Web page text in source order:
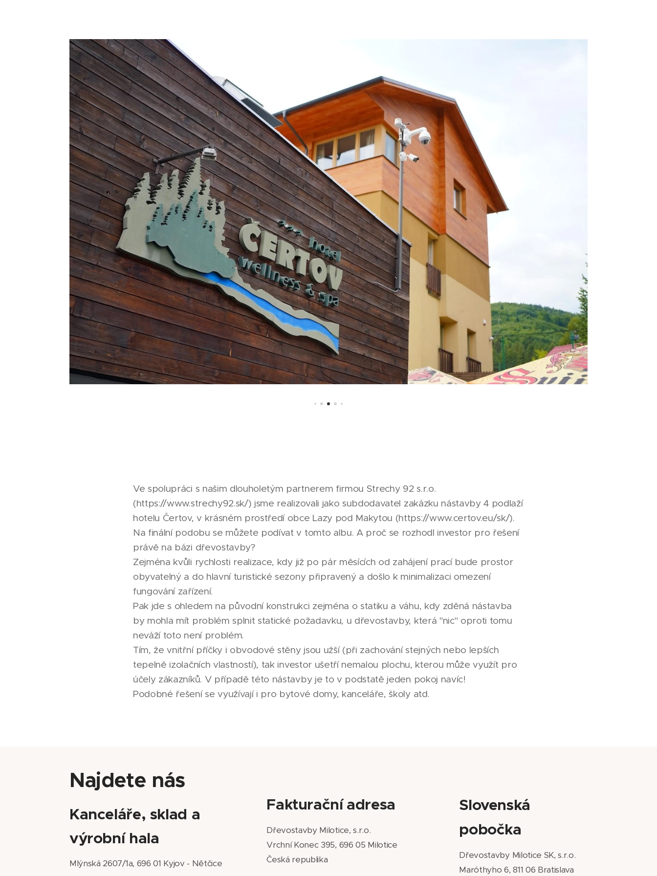
Ve spolupráci s našim dlouholetým partnerem firmou Strechy 92 s.r.o.
(https://www.strechy92.sk/) jsme realizovali jako subdodavatel zakázku nástavby 4 podlaží
hotelu Čertov, v krásném prostředí obce Lazy pod Makytou (https://www.certov.eu/sk/).
Na finální podobu se můžete podívat v tomto albu. A proč se rozhodl investor pro řešení
právě na bázi dřevostavby?
Zejména kvůli rychlosti realizace, kdy již po pár měsících od zahájení prací bude prostor
obyvatelný a do hlavní turistické sezony připravený a došlo k minimalizaci omezení
fungování zařízení.
Pak jde s ohledem na původní konstrukci zejména o statiku a váhu, kdy zděná nástavba
by mohla mít problém splnit statické požadavku, u dřevostavby, která "nic" oproti tomu
neváží toto není problém.
Tím, že vnitřní příčky i obvodové stěny jsou užší (při zachování stejných nebo lepších
tepelně izolačních vlastností), tak investor ušetří nemalou plochu, kterou může využít pro
účely zákazníků. V případě této nástavby je to v podstatě jeden pokoj navíc!
Podobné řešení se využívají i pro bytové domy, kanceláře, školy atd.
Najdete nás
Kanceláře, sklad a
výrobní hala
Mlýnská 2607/1a, 696 01 Kyjov - Nětčice
Fakturační adresa
Dřevostavby Milotice, s.r.o.
Vrchní Konec 395, 696 05 Milotice
Česká republika
Slovenská
pobočka
Dřevostavby Milotice SK, s.r.o.
Maróthyho 6, 811 06 Bratislava